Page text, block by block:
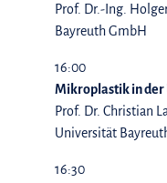
Prof. Dr.-Ing.
Bayreuth GmbH
16:00
Mikroplastik in der
Prof. Dr. Christian
Universität
16:30